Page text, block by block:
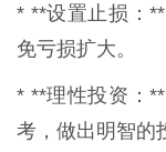
* **设置止损：
免亏损扩大。
* **理性投资：
考，做出明智的